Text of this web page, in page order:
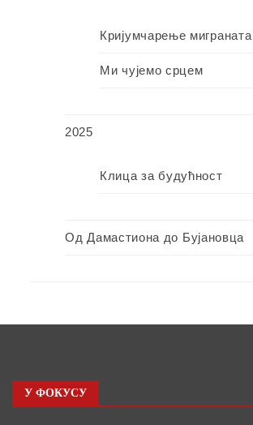
Кријумчарење миграната
Ми чујемо срцем
2025
Клица за будућност
Од Дамастиона до Бујановца
У ФОКУСУ